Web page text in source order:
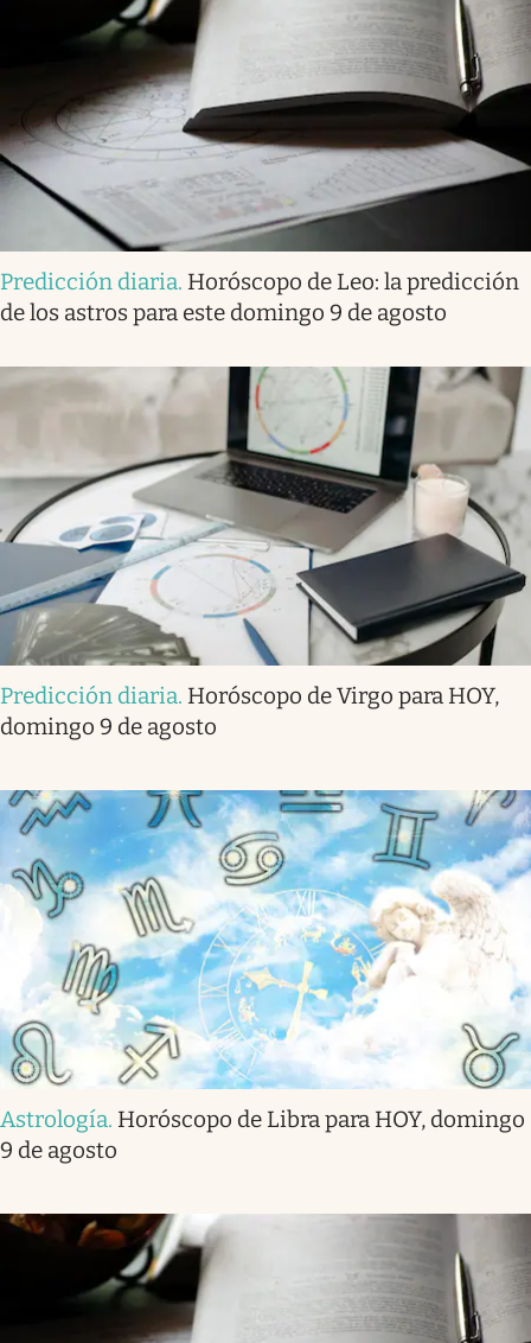
Predicción diaria. Horóscopo de Leo: la predicción
de los astros para este domingo 9 de agosto
Predicción diaria. Horóscopo de Virgo para HOY,
domingo 9 de agosto
Astrología. Horóscopo de Libra para HOY, domingo
9 de agosto